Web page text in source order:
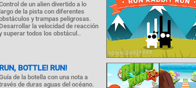
de un alien divertido a lo
largo de la pista con diferentes
y trampas peligrosas.
Desarrollar la velocidad de reacción
superar todos los obstácul..
RUN, BOTTLE! RUN!
de la botella con una nota a
de duras aguas del océano.